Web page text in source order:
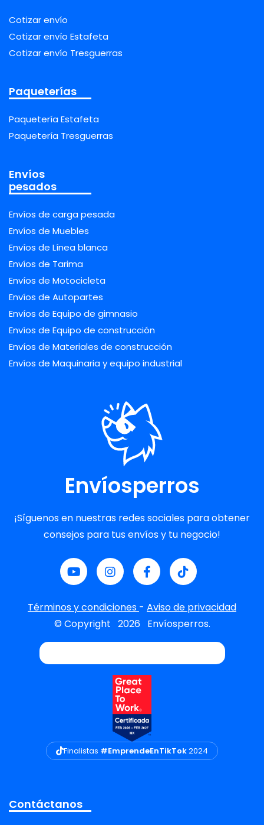
Cotizar envío
Cotizar envío Estafeta
Cotizar envío Tresguerras
Paqueterías
Paquetería Estafeta
Paquetería Tresguerras
Envíos
pesados
Envíos de carga pesada
Envíos de Muebles
Envíos de Línea blanca
Envíos de Tarima
Envíos de Motocicleta
Envíos de Autopartes
Envíos de Equipo de gimnasio
Envíos de Equipo de construcción
Envíos de Materiales de construcción
Envíos de Maquinaria y equipo industrial
Envíosperros
¡Síguenos en nuestras redes sociales para obtener
consejos para tus envíos y tu negocio!
Términos y condiciones - Aviso de privacidad
© Copyright 2026 Envíosperros.
Finalistas #EmprendeEnTikTok2024
Contáctanos